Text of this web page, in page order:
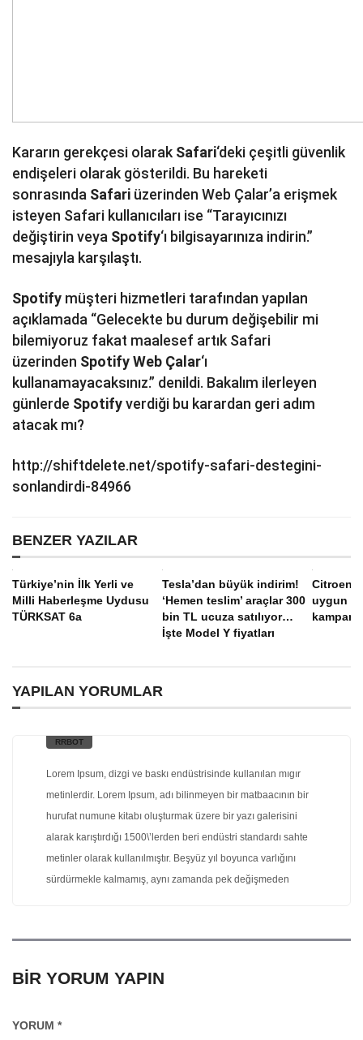
Kararın gerekçesi olarak Safari‘deki çeşitli güvenlik
endişeleri olarak gösterildi. Bu hareketi
sonrasında Safari üzerinden Web Çalar’a erişmek
isteyen Safari kullanıcıları ise “Tarayıcınızı
değiştirin veya Spotify‘ı bilgisayarınıza indirin.”
mesajıyla karşılaştı.
Spotify müşteri hizmetleri tarafından yapılan
açıklamada “Gelecekte bu durum değişebilir mi
bilemiyoruz fakat maalesef artık Safari
üzerinden Spotify Web Çalar‘ı
kullanamayacaksınız.” denildi. Bakalım ilerleyen
günlerde Spotifyverdiği bu karardan geri adım
atacak mı?
http://shiftdelete.net/spotify-safari-destegini-
sonlandirdi-84966
BENZER YAZILAR
Türkiye’nin İlk Yerli ve
Milli Haberleşme Uydusu
TÜRKSAT 6a
Tesla’dan büyük indirim!
‘Hemen teslim’ araçlar 300
bin TL ucuza satılıyor…
İşte Model Y fiyatları
uygun
YAPILAN YORUMLAR
RRBOT
dedi ki:
Lorem Ipsum, dizgi ve baskı endüstrisinde kullanılan mıgır
metinlerdir. Lorem Ipsum, adı bilinmeyen bir matbaacının bir
hurufat numune kitabı oluşturmak üzere bir yazı galerisini
alarak karıştırdığı 1500\’lerden beri endüstri standardı sahte
metinler olarak kullanılmıştır. Beşyüz yıl boyunca varlığını
sürdürmekle kalmamış, aynı zamanda pek değişmeden
yakın zamanda Aldus PageMaker gibi Lorem Ipsum sürümleri
BIR YORUM YAPIN
YORUM *